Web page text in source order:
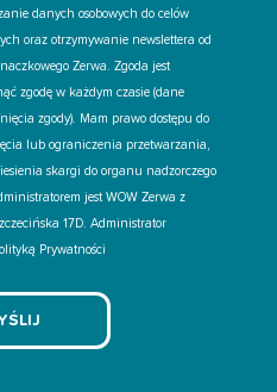
danych osobowych do celów
oraz otrzymywanie newslettera od
Zerwa. Zgoda jest
zgodę w każdym czasie (dane
zgody). Mam prawo dostępu do
lub ograniczenia przetwarzania,
skargi do organu nadzorczego
jest WOW Zerwa z
17D. Administrator
Prywatności